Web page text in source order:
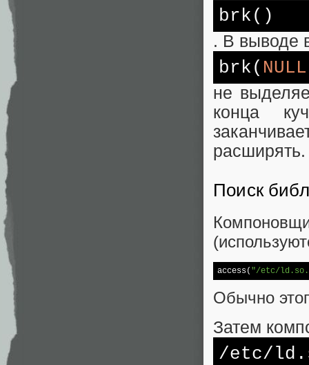
brk()
. В выводе
brk( NULL
не
конца
расширять.
Поиск
access( "/etc/
Обычно
Затем
/etc/